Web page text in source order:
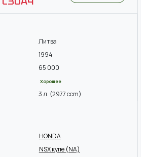
Литва
1994
65 000
Хорошее
3 л. (2977 ccm)
HONDA
NSX купе (NA)